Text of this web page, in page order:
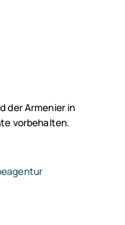
der Armenier in
vorbehalten.